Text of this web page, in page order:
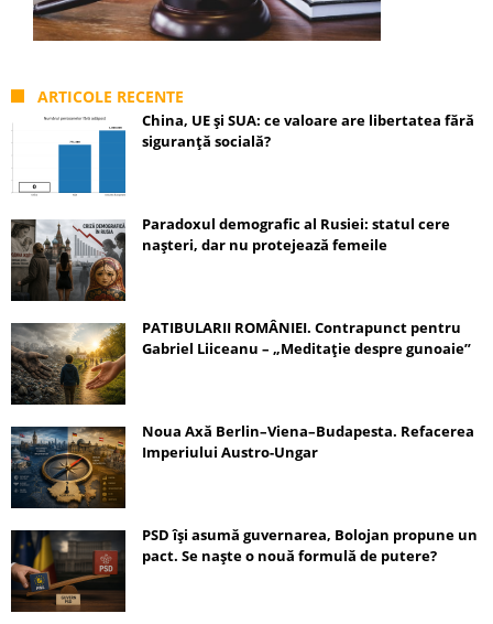
ARTICOLE RECENTE
China, UE și SUA: ce valoare are libertatea fără
siguranță socială?
Paradoxul demografic al Rusiei: statul cere
nașteri, dar nu protejează femeile
PATIBULARII ROMÂNIEI. Contrapunct pentru
Gabriel Liiceanu – „Meditație despre gunoaie”
Noua Axă Berlin–Viena–Budapesta. Refacerea
Imperiului Austro-Ungar
PSD își asumă guvernarea, Bolojan propune un
pact. Se naște o nouă formulă de putere?